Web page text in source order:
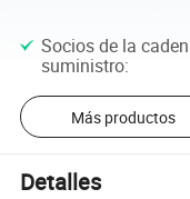
Socios de la
suministro:
Más productos
Detalles